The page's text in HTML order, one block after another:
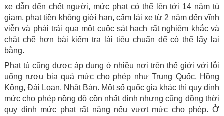
xe dẫn đến chết người, mức phạt có thể lên tới 14 năm tù
giam, phạt tiền không giới hạn, cấm lái xe từ 2 năm đến vĩnh
viễn và phải trải qua một cuộc sát hạch rất nghiêm khắc và
chặt chẽ hơn bài kiểm tra lái tiêu chuẩn để có thể lấy lại
bằng.
Phạt tù cũng được áp dụng ở nhiều nơi trên thế giới với lỗi
uống rượu bia quá mức cho phép như Trung Quốc, Hồng
Kông, Đài Loan, Nhật Bản. Một số quốc gia khác thì quy định
mức cho phép nồng độ cồn nhất định nhưng cũng đồng thời
quy định mức phạt rất nặng nếu vượt mức cho phép. Ở